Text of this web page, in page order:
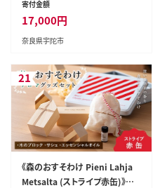
寄付金額
17,000円
奈良県宇陀市
21
《森のおすそわけ Pieni Lahja
Metsalta (ストライプ赤缶)》